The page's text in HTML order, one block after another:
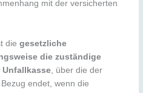
mit der versicherten
diegesetzliche
die zuständige
Unfallkasse , über die der
endet, wenn die